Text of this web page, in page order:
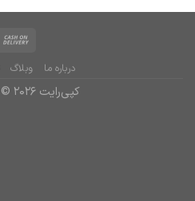
درباره ما وبلاگ
کپی‌رایت 2026 ©